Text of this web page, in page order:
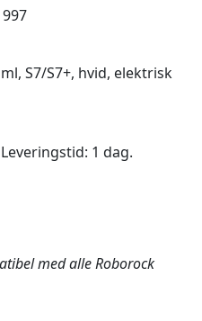
S7/S7+, hvid, elektrisk
1 dag.
med alle Roborock